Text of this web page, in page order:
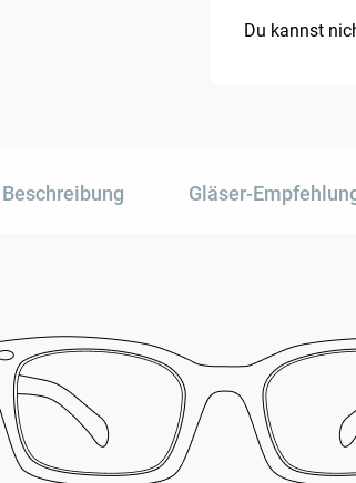
Du kannst
Beschreibung Gläser-